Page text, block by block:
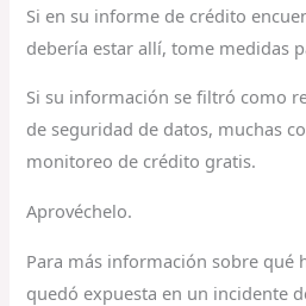
Si en su informe de crédito
debería estar allí, tome medidas
Si su información se filtró como
de seguridad de datos, muchas
monitoreo de crédito gratis.
Aprovéchelo.
Para más información sobre qué
quedó expuesta en un incidente